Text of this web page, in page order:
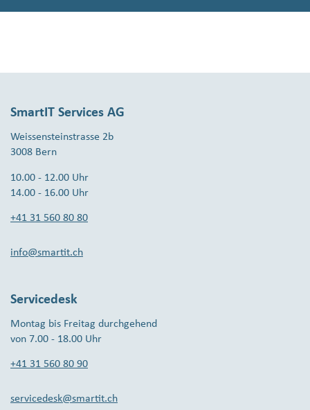
SmartIT Services AG
Weissensteinstrasse 2b
3008 Bern
10.00 - 12.00 Uhr
14.00 - 16.00 Uhr
+41 31 560 80 80
info@smartit.ch
Servicedesk
Montag bis Freitag durchgehend
von 7.00 - 18.00 Uhr
+41 31 560 80 90
servicedesk@smartit.ch